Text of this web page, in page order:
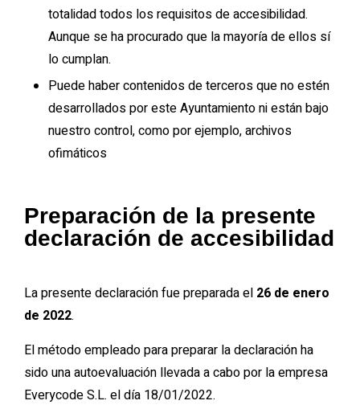
totalidad todos los requisitos de accesibilidad.
Aunque se ha procurado que la mayoría de ellos sí
lo cumplan.
Puede haber contenidos de terceros que no estén
desarrollados por este Ayuntamiento ni están bajo
nuestro control, como por ejemplo, archivos
ofimáticos
Preparación de la presente
declaración de accesibilidad
La presente declaración fue preparada el 26 de enero
de 2022.
El método empleado para preparar la declaración ha
sido una autoevaluación llevada a cabo por la empresa
Everycode S.L. el día 18/01/2022.